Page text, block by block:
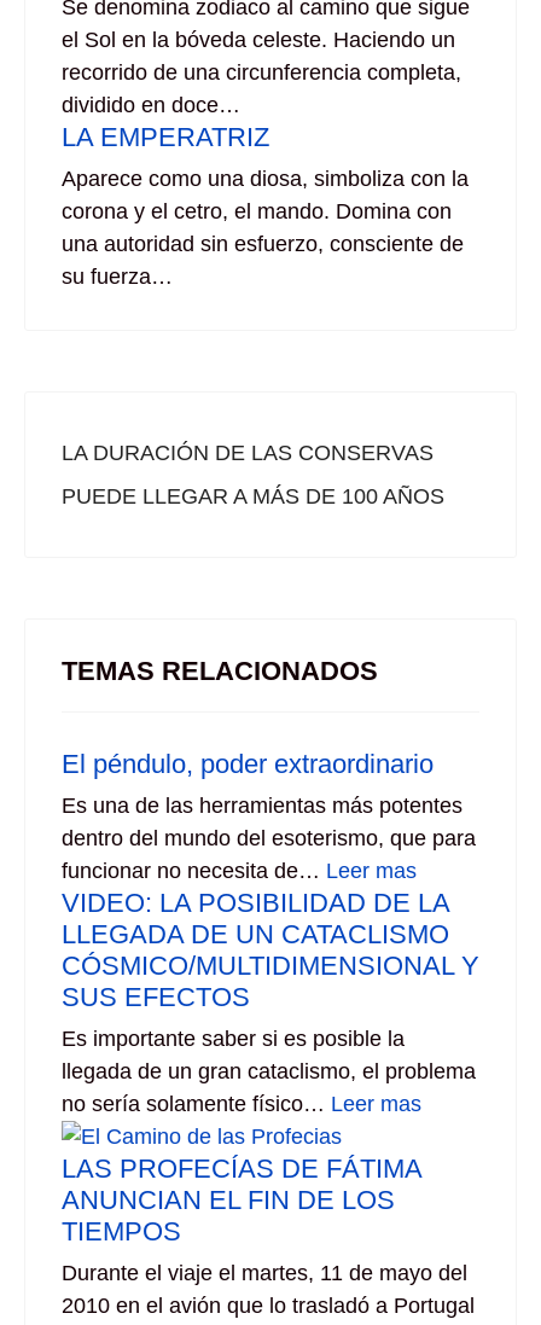
Se denomina zodiaco al camino que sigue
el Sol en la bóveda celeste. Haciendo un
recorrido de una circunferencia completa,
dividido en doce…
LA EMPERATRIZ
Aparece como una diosa, simboliza con la
corona y el cetro, el mando. Domina con
una autoridad sin esfuerzo, consciente de
su fuerza…
LA DURACIÓN DE LAS CONSERVAS
PUEDE LLEGAR A MÁS DE 100 AÑOS
TEMAS RELACIONADOS
El péndulo, poder extraordinario
Es una de las herramientas más potentes
dentro del mundo del esoterismo, que para
funcionar no necesita de… Leer mas
VIDEO: LA POSIBILIDAD DE LA
LLEGADA DE UN CATACLISMO
CÓSMICO/MULTIDIMENSIONAL Y
SUS EFECTOS
Es importante saber si es posible la
llegada de un gran cataclismo, el problema
no sería solamente físico… Leer mas
LAS PROFECÍAS DE FÁTIMA
ANUNCIAN EL FIN DE LOS
TIEMPOS
Durante el viaje el martes, 11 de mayo del
2010 en el avión que lo trasladó a Portugal